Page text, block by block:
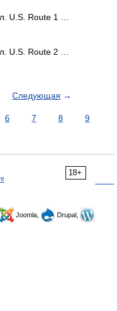
U.S. Route 1 …
U.S. Route 2 …
Следующая →
6 7 8
9
18+
Joomla,
Drupal,